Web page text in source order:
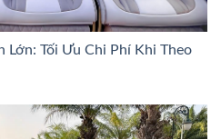
Lớn: Tối Ưu Chi Phí Khi Theo